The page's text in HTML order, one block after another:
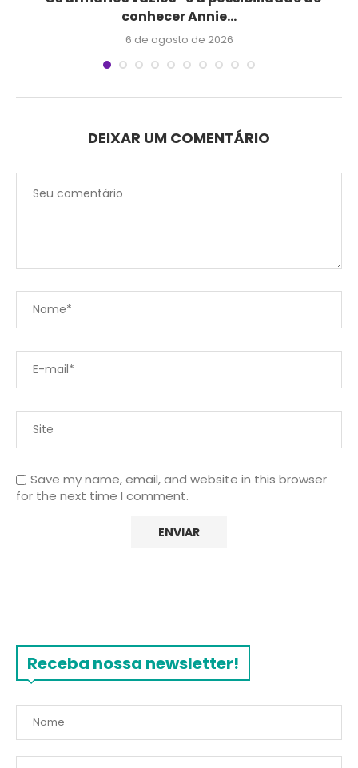
conhecer Annie...
6 de agosto de 2026
DEIXAR UM COMENTÁRIO
Save my name, email, and website in this browser
for the next time I comment.
Receba nossa newsletter!